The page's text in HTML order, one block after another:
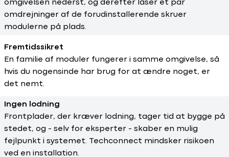
omgivelsen nederst, og derefter låser et par
omdrejninger af de forudinstallerende skruer
modulerne på plads.
Fremtidssikret
En familie af moduler fungerer i samme omgivelse, så
hvis du nogensinde har brug for at ændre noget, er
det nemt.
Ingen lodning
Frontplader, der kræver lodning, tager tid at bygge på
stedet, og - selv for eksperter - skaber en mulig
fejlpunkt i systemet. Techconnect mindsker risikoen
ved en installation.